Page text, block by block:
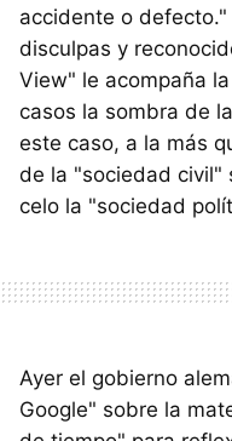
accidente o
disculpas y
View" le acompaña
casos la sombra de
este caso, a la más
de la "sociedad civil"
celo la "sociedad
Ayer el gobierno
Google" sobre la